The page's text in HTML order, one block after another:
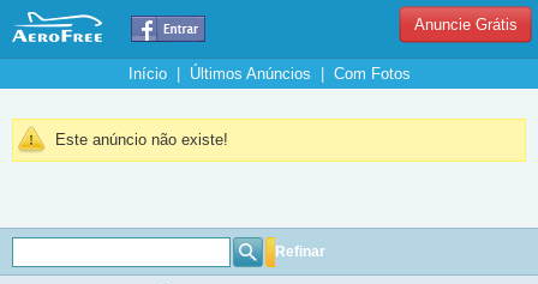
Anuncie Grátis
Início| Últimos Anúncios Com Fotos
Este anúncio não existe!
Refinar